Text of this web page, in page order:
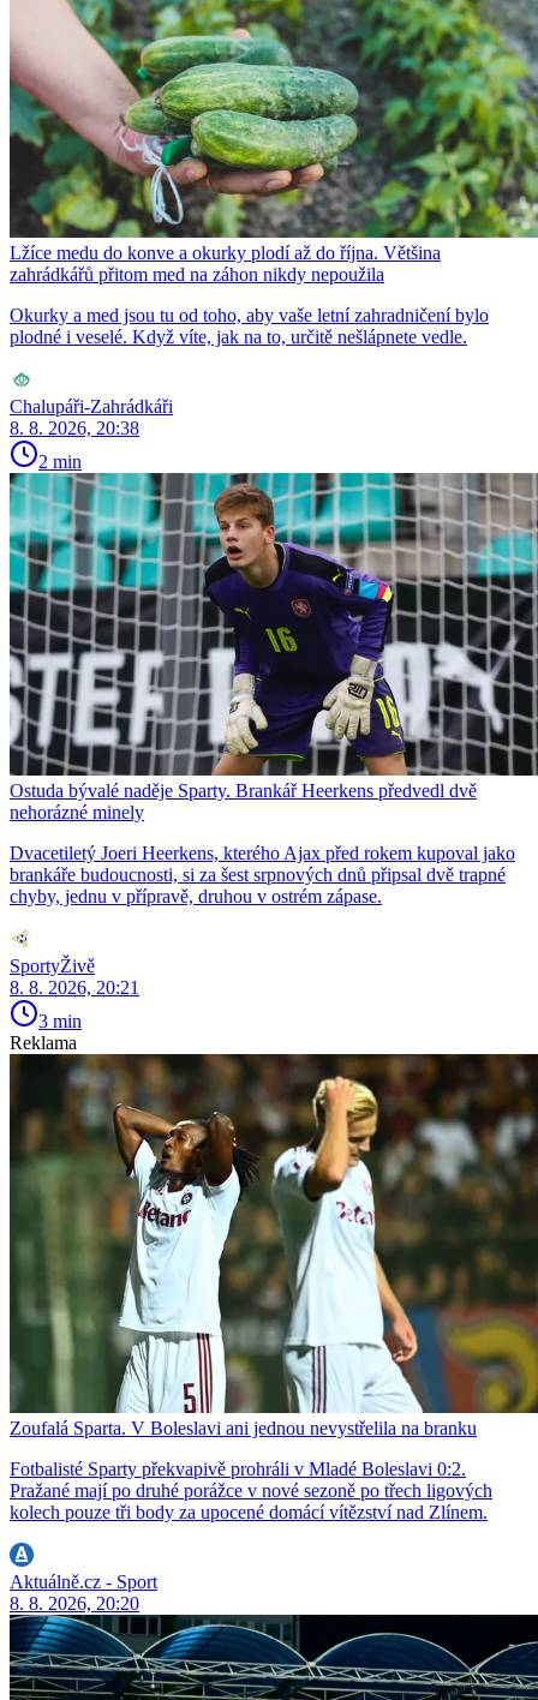
Lžíce medu do konve a okurky plodí až do října. Většina
zahrádkářů přitom med na záhon nikdy nepoužila
Okurky a med jsou tu od toho, aby vaše letní zahradničení bylo
plodné i veselé. Když víte, jak na to, určitě nešlápnete vedle.
Chalupáři-Zahrádkáři
8. 8. 2026, 20:38
2 min
Ostuda bývalé naděje Sparty. Brankář Heerkens předvedl dvě
nehorázné minely
Dvacetiletý Joeri Heerkens, kterého Ajax před rokem kupoval jako
brankáře budoucnosti, si za šest srpnových dnů připsal dvě trapné
chyby, jednu v přípravě, druhou v ostrém zápase.
SportyŽivě
8. 8. 2026, 20:21
3 min
Reklama
Zoufalá Sparta. V Boleslavi ani jednou nevystřelila na branku
Fotbalisté Sparty překvapivě prohráli v Mladé Boleslavi 0:2.
Pražané mají po druhé porážce v nové sezoně po třech ligových
kolech pouze tři body za upocené domácí vítězství nad Zlínem.
Aktuálně.cz - Sport
8. 8. 2026, 20:20